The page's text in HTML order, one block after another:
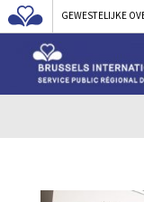
GEWESTELIJKE